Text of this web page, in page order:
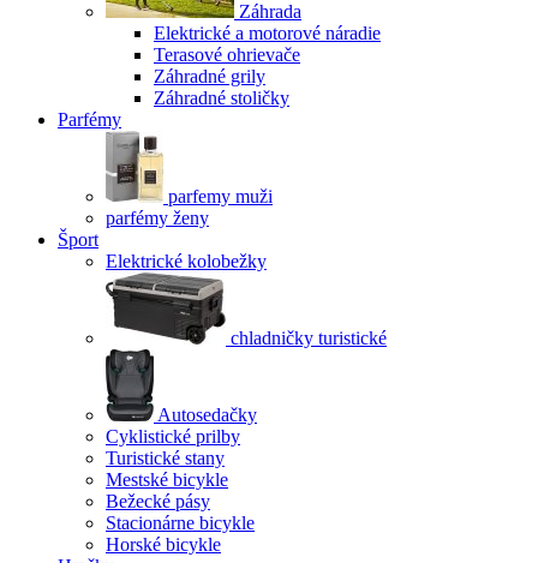
Záhrada
Elektrické a motorové náradie
Terasové ohrievače
Záhradné grily
Záhradné stoličky
Parfémy
parfemy muži
parfémy ženy
Šport
Elektrické kolobežky
chladničky turistické
Autosedačky
Cyklistické prilby
Turistické stany
Mestské bicykle
Bežecké pásy
Stacionárne bicykle
Horské bicykle